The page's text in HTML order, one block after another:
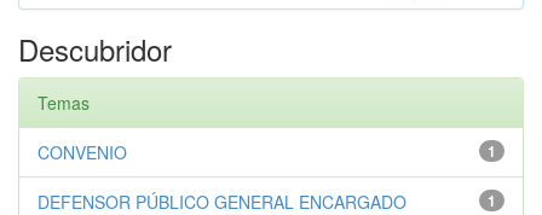
Descubridor
Temas
1
CONVENIO
1
DEFENSOR PÚBLICO GENERAL ENCARGADO